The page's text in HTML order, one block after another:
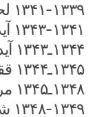
۱۳۴۱-۱۳۳۹ لحظه‌ها و همیشه
۱۳۴۳-۱۳۴۱ آیدا در آینه
۱۳۴۴ـ۱۳۴۳ آیدا، درخت و خنجر و خاطره
۱۳۴۵ـ۱۳۴۴ ققنوس در باران
۱۳۴۸ـ۱۳۴۵ مرثیه‌های خاک
۱۳۴۸-۱۳۴۹ شکفتن در مه